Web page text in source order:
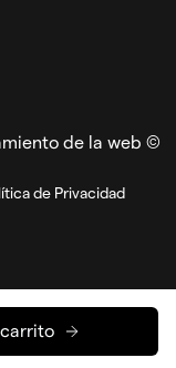
de la web ©
de Privacidad